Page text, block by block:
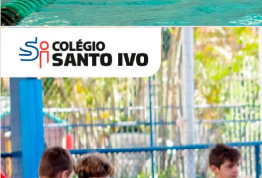
Período Integral | Saiba mais
Lista de vídeos